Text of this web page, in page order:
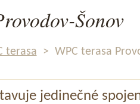
Šonov
terasa > WPC terasa
jedinečné